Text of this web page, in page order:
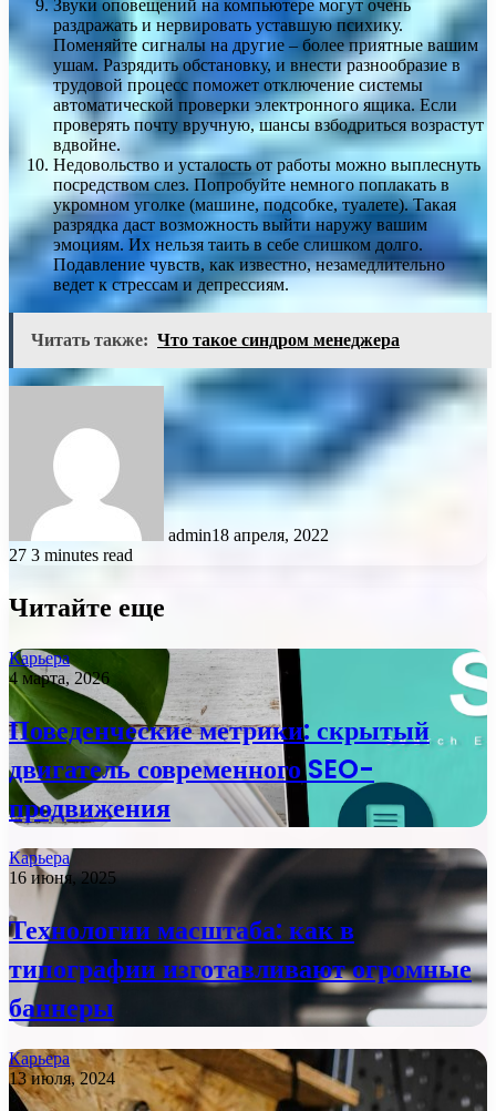
Звуки оповещений на компьютере могут очень
раздражать и нервировать уставшую психику.
Поменяйте сигналы на другие – более приятные вашим
ушам. Разрядить обстановку, и внести разнообразие в
трудовой процесс поможет отключение системы
автоматической проверки электронного ящика. Если
проверять почту вручную, шансы взбодриться возрастут
вдвойне.
Недовольство и усталость от работы можно выплеснуть
посредством слез. Попробуйте немного поплакать в
укромном уголке (машине, подсобке, туалете). Такая
разрядка даст возможность выйти наружу вашим
эмоциям. Их нельзя таить в себе слишком долго.
Подавление чувств, как известно, незамедлительно
ведет к стрессам и депрессиям.
Читать также: Что такое синдром менеджера
admin18 апреля, 2022
27 3 minutes read
Читайте еще
Карьера
4 марта, 2026
Поведенческие метрики: скрытый
двигатель современного SEO-
продвижения
Карьера
16 июня, 2025
Технологии масштаба: как в
типографии изготавливают огромные
баннеры
Карьера
13 июля, 2024